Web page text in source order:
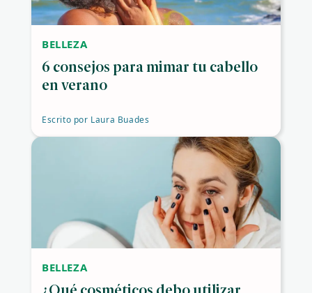
BELLEZA
6 consejos para mimar tu cabello
en verano
Escrito por Laura Buades
BELLEZA